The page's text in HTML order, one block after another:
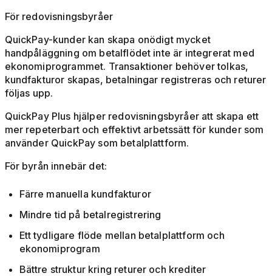
För redovisningsbyråer
QuickPay-kunder kan skapa onödigt mycket
handpåläggning om betalflödet inte är integrerat med
ekonomiprogrammet. Transaktioner behöver tolkas,
kundfakturor skapas, betalningar registreras och returer
följas upp.
QuickPay Plus hjälper redovisningsbyråer att skapa ett
mer repeterbart och effektivt arbetssätt för kunder som
använder QuickPay som betalplattform.
För byrån innebär det:
Färre manuella kundfakturor
Mindre tid på betalregistrering
Ett tydligare flöde mellan betalplattform och
ekonomiprogram
Bättre struktur kring returer och krediter